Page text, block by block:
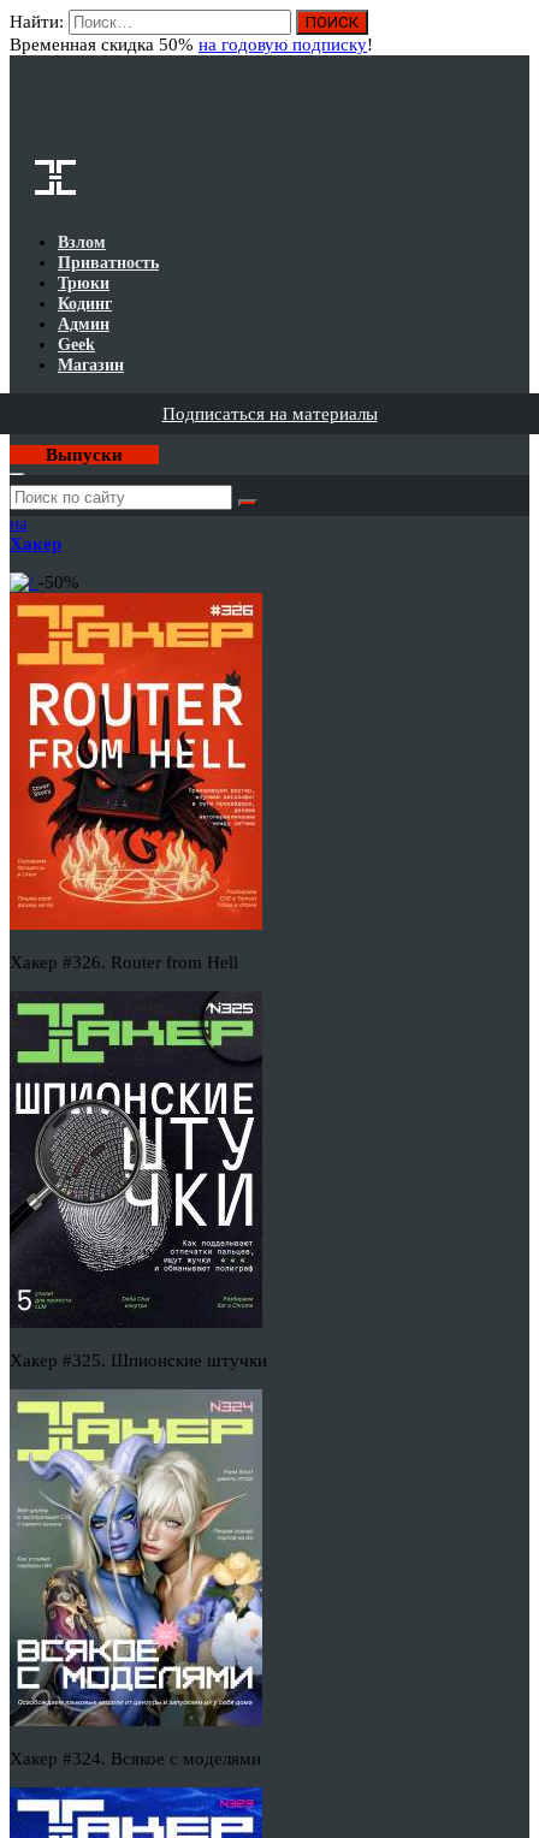
Найти:
Временная скидка 50% на годовую подписку!
Взлом
Приватность
Трюки
Кодинг
Админ
Geek
Магазин
Подписаться на материалы
Выпуски
Годовая
подписка
на
Хакер
-50%
Хакер #326. Router from Hell
Хакер #325. Шпионские штучки
Хакер #324. Всякое с моделями